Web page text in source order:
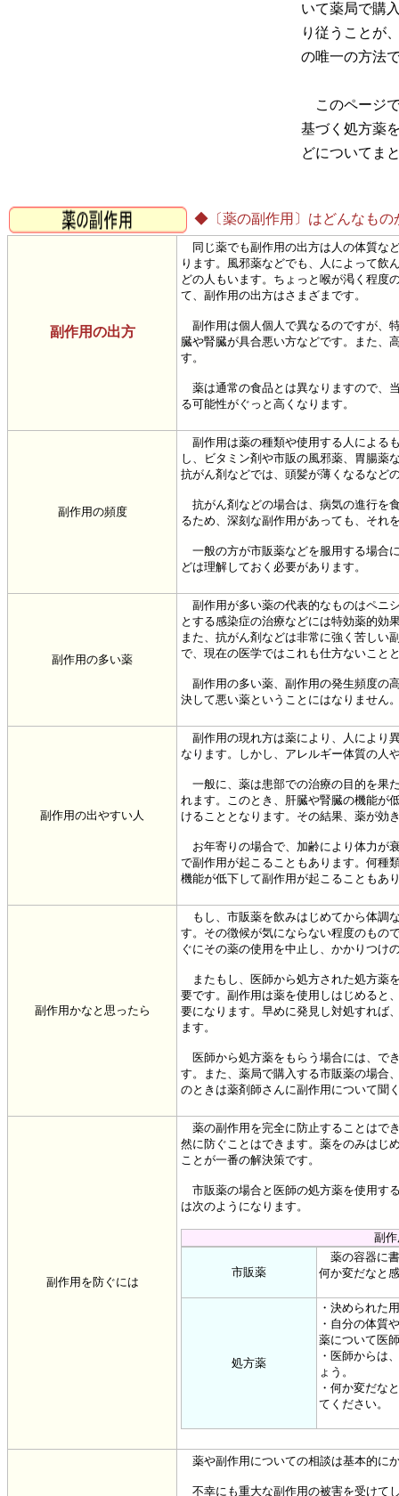
いて薬局で購
り従うことが
の唯一の方法
このページ
基づく処方薬
どについてま
◆〔薬の副作用〕はどんなもの
副作用の出方
同じ薬でも副作用の出方は人の体質な
ります。風邪薬などでも、人によって飲
どの人もいます。ちょっと喉が渇く程度
て、副作用の出方はさまざまです。
副作用は個人個人で異なるのですが、
臓や腎臓が具合悪い方などです。また、
す。
薬は通常の食品とは異なりますので、
る可能性がぐっと高くなります。
副作用の頻度
副作用は薬の種類や使用する人による
し、ビタミン剤や市販の風邪薬、胃腸薬
抗がん剤などでは、頭髪が薄くなるなど
抗がん剤などの場合は、病気の進行を
るため、深刻な副作用があっても、それ
一般の方が市販薬などを服用する場合
どは理解しておく必要があります。
副作用の多い薬
副作用が多い薬の代表的なものはペニ
とする感染症の治療などには特効薬的効
また、抗がん剤などは非常に強く苦しい
で、現在の医学ではこれも仕方ないこと
副作用の多い薬、副作用の発生頻度の
決して悪い薬ということにはなりません
副作用の出やすい人
副作用の現れ方は薬により、人により
なります。しかし、アレルギー体質の人
一般に、薬は患部での治療の目的を果
れます。このとき、肝臓や腎臓の機能が
けることとなります。その結果、薬が効
お年寄りの場合で、加齢により体力が
で副作用が起こることもあります。何種
機能が低下して副作用が起こることもあ
副作用かなと思ったら
もし、市販薬を飲みはじめてから体調
す。その徴候が気にならない程度のもの
ぐにその薬の使用を中止し、かかりつけ
またもし、医師から処方された処方薬
要です。副作用は薬を使用しはじめると
要になります。早めに発見し対処すれば
ます。
医師から処方薬をもらう場合には、で
す。また、薬局で購入する市販薬の場合
のときは薬剤師さんに副作用について聞
副作用を防ぐには
薬の副作用を完全に防止することはで
然に防ぐことはできます。薬をのみはじ
ことが一番の解決策です。
市販薬の場合と医師の処方薬を使用す
は次のようになります。
副
市販薬
薬の容器に
何か変だなと
処方薬
・決められた
・自分の体質
薬について医
・医師からは
ょう。
・何か変だな
てください。
薬や副作用についての相談は基本的に
不幸にも重大な副作用の被害を受けて